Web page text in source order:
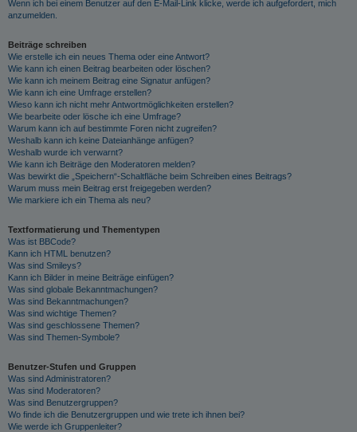
Wenn ich bei einem Benutzer auf den E-Mail-Link klicke, werde ich aufgefordert, mich
anzumelden.
Beiträge schreiben
Wie erstelle ich ein neues Thema oder eine Antwort?
Wie kann ich einen Beitrag bearbeiten oder löschen?
Wie kann ich meinem Beitrag eine Signatur anfügen?
Wie kann ich eine Umfrage erstellen?
Wieso kann ich nicht mehr Antwortmöglichkeiten erstellen?
Wie bearbeite oder lösche ich eine Umfrage?
Warum kann ich auf bestimmte Foren nicht zugreifen?
Weshalb kann ich keine Dateianhänge anfügen?
Weshalb wurde ich verwarnt?
Wie kann ich Beiträge den Moderatoren melden?
Was bewirkt die „Speichern“-Schaltfläche beim Schreiben eines Beitrags?
Warum muss mein Beitrag erst freigegeben werden?
Wie markiere ich ein Thema als neu?
Textformatierung und Thementypen
Was ist BBCode?
Kann ich HTML benutzen?
Was sind Smileys?
Kann ich Bilder in meine Beiträge einfügen?
Was sind globale Bekanntmachungen?
Was sind Bekanntmachungen?
Was sind wichtige Themen?
Was sind geschlossene Themen?
Was sind Themen-Symbole?
Benutzer-Stufen und Gruppen
Was sind Administratoren?
Was sind Moderatoren?
Was sind Benutzergruppen?
Wo finde ich die Benutzergruppen und wie trete ich ihnen bei?
Wie werde ich Gruppenleiter?